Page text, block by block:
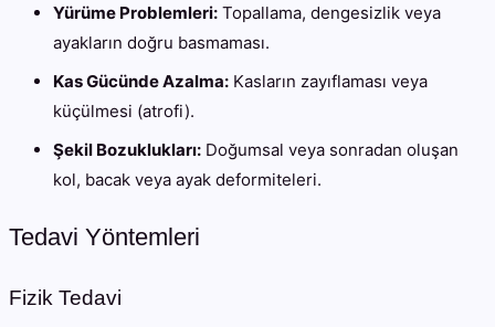
Yürüme Problemleri: Topallama, dengesizlik veya
ayakların doğru basmaması.
Kas Gücünde Azalma: Kasların zayıflaması veya
küçülmesi (atrofi).
Şekil Bozuklukları: Doğumsal veya sonradan oluşan
kol, bacak veya ayak deformiteleri.
Tedavi Yöntemleri
Fizik Tedavi